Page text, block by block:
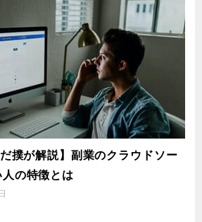
撲が解説】副業のクラウドソー
の特徴とは